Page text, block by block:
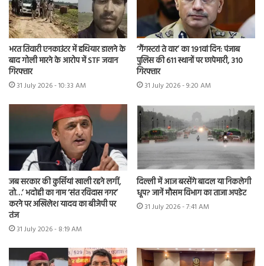
भरत तिवारी एनकाउंटर में हथियार डालने के
बाद गोली मारने के आरोप में STF जवान
गिरफ्तार
31 July 2026 - 10:33 AM
‘गैंगस्टरां ते वार’ का 191वां दिन: पंजाब
पुलिस की 611 स्थानों पर छापेमारी, 310
गिरफ्तार
31 July 2026 - 9:20 AM
जब सरकार की कुर्सियां खाली रहने लगीं,
तो…’ भदोही का नाम ‘संत रविदास नगर’
करने पर अखिलेश यादव का बीजेपी पर
तंज
31 July 2026 - 8:19 AM
दिल्ली में आज बरसेंगे बादल या निकलेगी
धूप? जानें मौसम विभाग का ताजा अपडेट
31 July 2026 - 7:41 AM